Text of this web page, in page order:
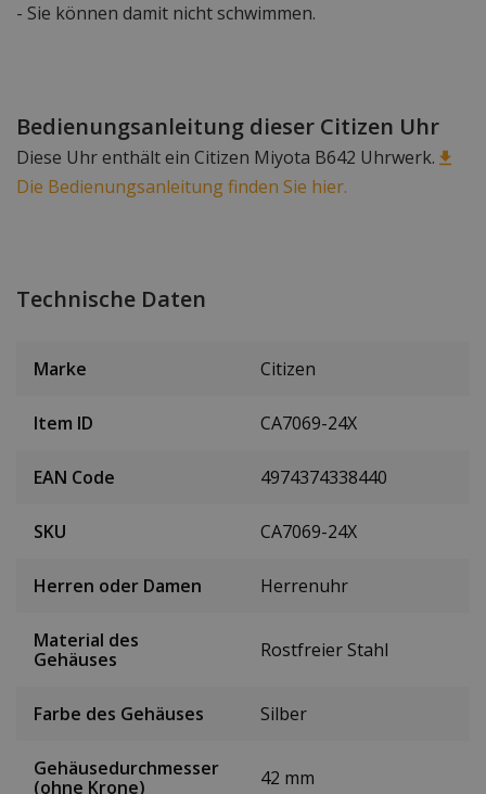
- Sie können damit nicht schwimmen.
Bedienungsanleitung dieser Citizen Uhr
Diese Uhr enthält ein Citizen Miyota B642 Uhrwerk.
Die Bedienungsanleitung finden Sie hier.
Technische Daten
Marke Citizen
Item ID CA7069-24X
EAN Code 4974374338440
SKU CA7069-24X
Herren oder Damen Herrenuhr
Material des
Gehäuses
Rostfreier Stahl
Farbe des Gehäuses Silber
Gehäusedurchmesser
(ohne Krone)
42 mm